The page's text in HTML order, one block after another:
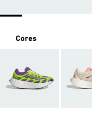
Cores